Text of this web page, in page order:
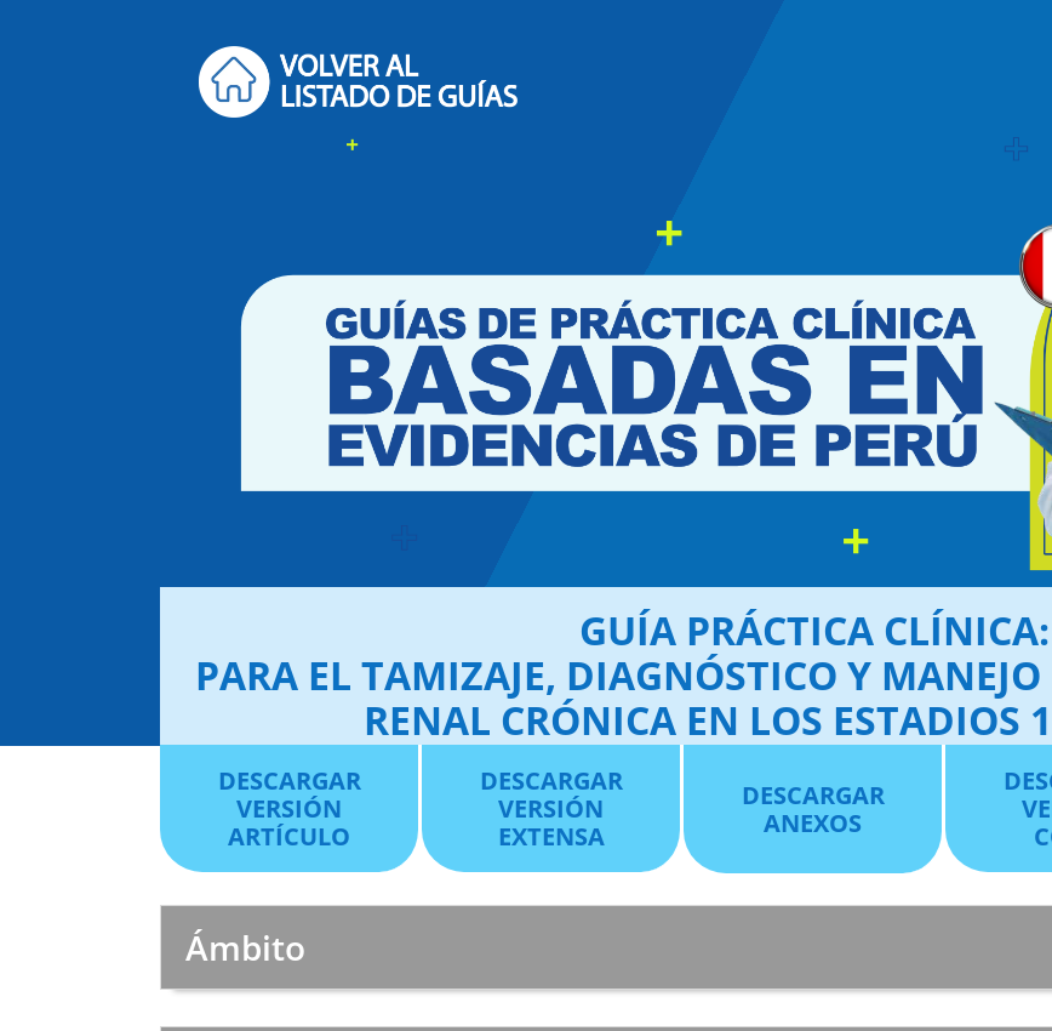
GUÍA PRÁCTICA CLÍNICA:
PARA EL TAMIZAJE, DIAGNÓSTICO Y
RENAL CRÓNICA EN LOS ESTADIOS
DESCARGAR
VERSIÓN
ARTÍCULO
DESCARGAR
VERSIÓN
EXTENSA
DESCARGAR
ANEXOS
Ámbito